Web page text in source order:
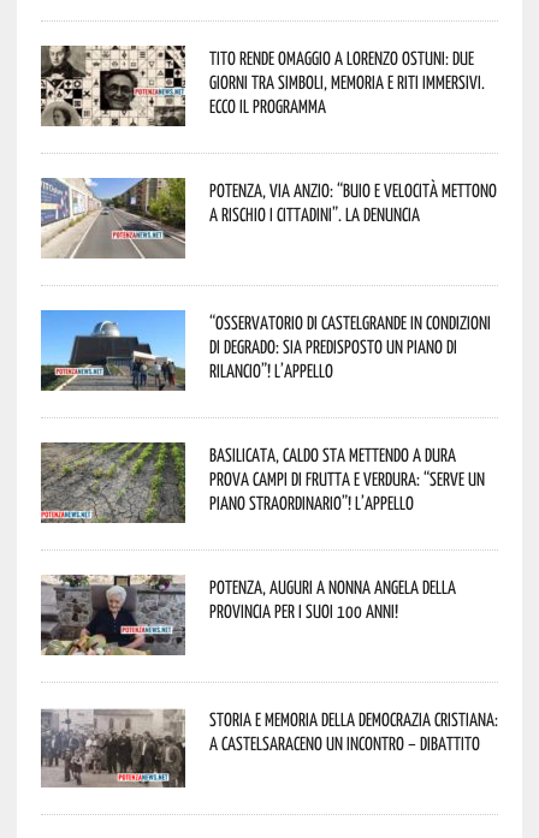
Tito rende omaggio a Lorenzo Ostuni: due
giorni tra simboli, memoria e riti immersivi.
Ecco il programma
Potenza, Via Anzio: “Buio e velocità mettono
a rischio i cittadini”. La denuncia
“Osservatorio di Castelgrande in condizioni
di degrado: sia predisposto un piano di
rilancio”! L’appello
Basilicata, caldo sta mettendo a dura
prova campi di frutta e verdura: “Serve un
piano straordinario”! L’appello
Potenza, auguri a nonna Angela della
provincia per i suoi 100 anni!
Storia e memoria della Democrazia Cristiana:
a Castelsaraceno un incontro – dibattito